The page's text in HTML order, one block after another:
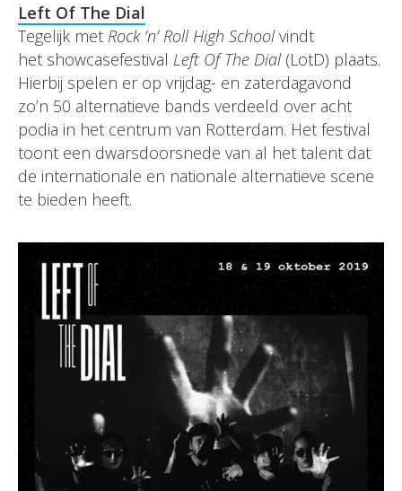
Left Of The Dial
Tegelijk met Rock ‘n’ Roll High Schoolvindt
het showcasefestival Left Of The Dial(LotD) plaats.
Hierbij spelen er op vrijdag- en zaterdagavond
zo’n 50 alternatieve bands verdeeld over acht
podia in het centrum van Rotterdam. Het festival
toont een dwarsdoorsnede van al het talent dat
de internationale en nationale alternatieve scene
te bieden heeft.